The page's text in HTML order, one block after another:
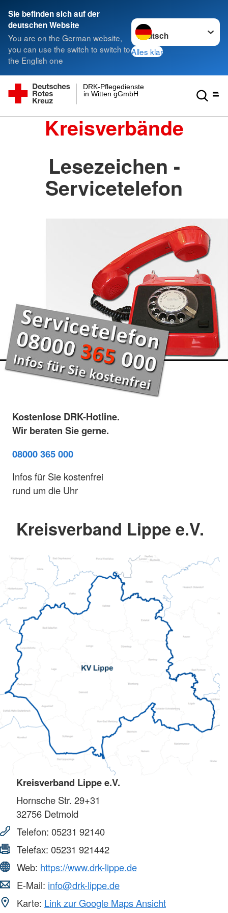
Sie befinden sich auf der
deutschen Website
You are on the German website,
you can use the switch to switch to
the English one
Sprache wechseln zu
Alles klar
in Witten gGmbH
DRK-Pflegedienste
Kreisverbände
Lesezeichen -
Servicetelefon
Kostenlose DRK-Hotline.
Wir beraten Sie gerne.
08000 365 000
Infos für Sie kostenfrei
rund um die Uhr
Kreisverband Lippe e.V.
Kreisverband Lippe e.V.
Hornsche Str. 29+31
32756 Detmold
Telefon: 05231 92140
Telefax: 05231 921442
Web: https://www.drk-lippe.de
E-Mail: info@drk-lippe.de
Karte: Link zur Google Maps Ansicht